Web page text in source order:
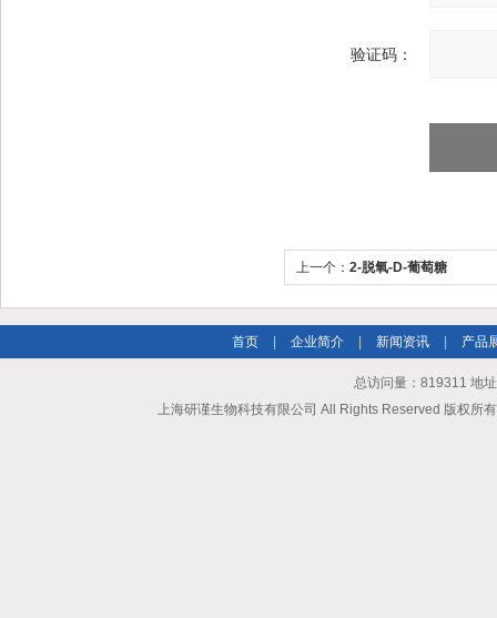
验证码：
上一个： 2-脱氧-D-葡萄糖
首页 企业简介 新闻资讯 产品
总访问量：819311 地
上海研谨生物科技有限公司 All Rights Reserved 版权所